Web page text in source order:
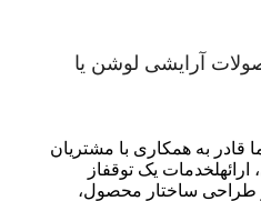
آرایشی لوشن یا
قادر به همکاری با مشتریان
لخدمات یک توقفاز
طراحی ساختار محصول،